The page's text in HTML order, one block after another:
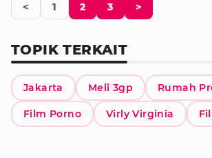
< 1 2 3 >
TOPIK TERKAIT
Jakarta Meli 3gp Rumah
Film Porno Virly Virginia